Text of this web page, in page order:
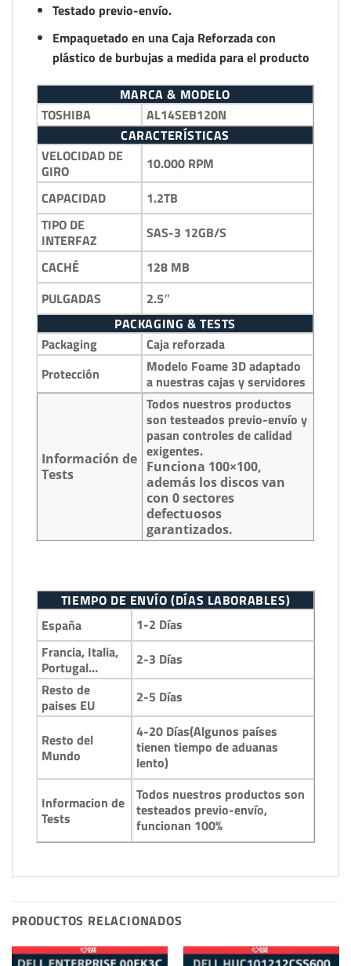
Testado previo-envío.
Empaquetado en una Caja Reforzada con
plástico de burbujas a medida para el producto
MARCA & MODELO
TOSHIBA
AL14SEB120N
CARACTERÍSTICAS
VELOCIDAD DE
GIRO
10.000 RPM
CAPACIDAD
1.2TB
TIPO DE
INTERFAZ
SAS-3 12GB/S
CACHÉ
128 MB
PULGADAS
2.5″
PACKAGING & TESTS
Packaging
Caja reforzada
Protección
Modelo Foame 3D adaptado
a nuestras cajas y servidores
Información de
Tests
Todos nuestros productos
son testeados previo-envío y
pasan controles de calidad
exigentes.
Funciona 100×100,
además los discos van
con 0 sectores
defectuosos
garantizados.
TIEMPO DE ENVÍO (DÍAS LABORABLES)
España
1-2 Días
Francia, Italia,
Portugal…
2-3 Días
Resto de
paises EU
2-5 Días
Resto del
Mundo
4-20 Días(Algunos países
tienen tiempo de aduanas
lento)
Informacion de
Tests
Todos nuestros productos son
testeados previo-envío,
funcionan 100%
PRODUCTOS RELACIONADOS